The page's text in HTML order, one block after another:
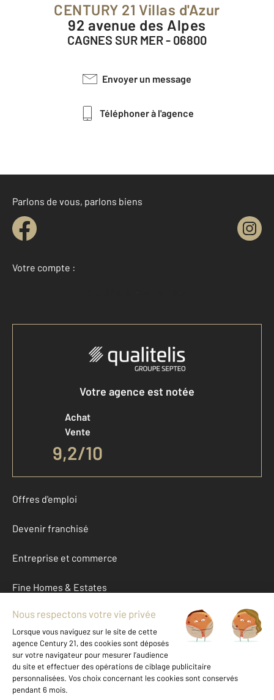
CENTURY 21 Villas d'Azur
92 avenue des Alpes
CAGNES SUR MER - 06800
Envoyer un message
Téléphoner à l'agence
Parlons de vous, parlons biens
Votre compte :
Accéder à mon compte
Votre agence est notée
Achat
Vente
9,2/10
Offres d'emploi
Devenir franchisé
Entreprise et commerce
Fine Homes & Estates
À propos
International
Nous contacter